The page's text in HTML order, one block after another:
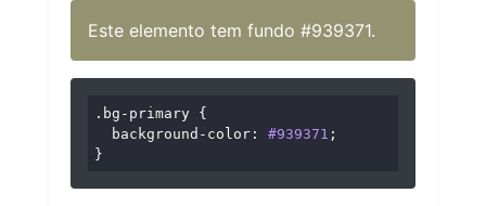
Este elemento tem fundo #939371.
.bg-primary {
background-color : #939371 ;
}